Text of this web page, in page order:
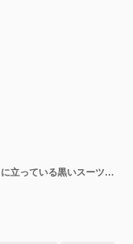
グリューワインとかわいい魔女が森の中に立っている黒いスーツと帽子の女の子がホットドリンクとカップを保持ハロウィーンのコンセプトベクトル